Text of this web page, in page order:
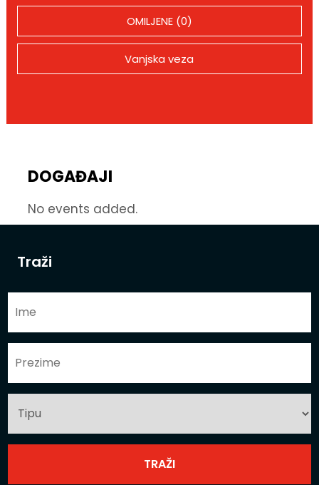
Traži
OMILJENE (0)
Vanjska veza
DOGAĐAJI
No events added.